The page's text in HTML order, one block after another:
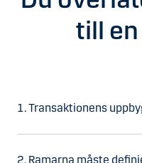
till
1. Transaktionens
2. Ramarna måste